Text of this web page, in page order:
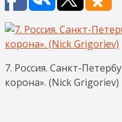
7. Россия. Санкт-
корона». (Nick Grigoriev)